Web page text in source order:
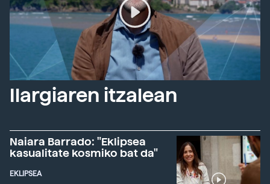
Ilargiaren itzalean
Naiara Barrado: "Eklipsea
kasualitate kosmiko bat da"
EKLIPSEA